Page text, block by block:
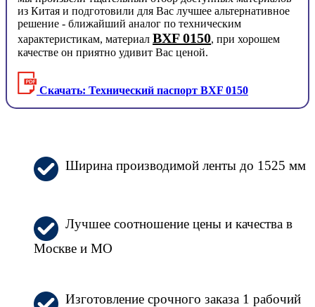
из Китая и подготовили для Вас лучшее альтернативное
решение - ближайший аналог по техническим
характеристикам, материал BXF 0150, при хорошем
качестве он приятно удивит Вас ценой.
Скачать: Технический паспорт BXF 0150
Ширина производимой ленты до 1525 мм
Лучшее соотношение цены и качества в
Москве и МО
Изготовление срочного заказа 1 рабочий